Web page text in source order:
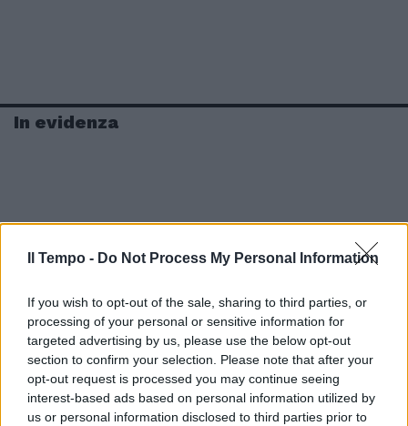
Il Tempo - Do Not Process My Personal Information
If you wish to opt-out of the sale, sharing to third parties, or
processing of your personal or sensitive information for
targeted advertising by us, please use the below opt-out
section to confirm your selection. Please note that after your
opt-out request is processed you may continue seeing
interest-based ads based on personal information utilized by
us or personal information disclosed to third parties prior to
In evidenza